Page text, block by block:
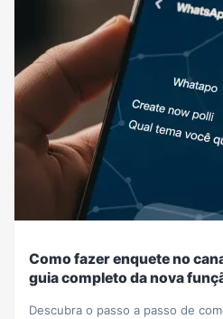
Como fazer enquete no
guia completo da nova
Descubra o passo a passo de